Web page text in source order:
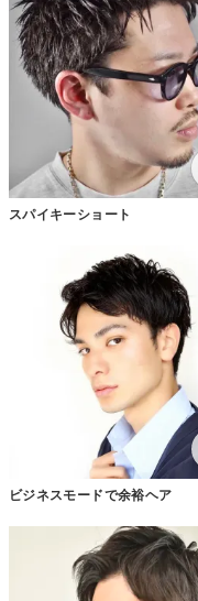
スパイキーショート
ビジネスモードで余裕ヘア